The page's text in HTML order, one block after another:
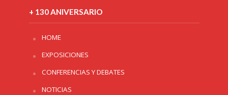
+ 130 ANIVERSARIO
HOME
EXPOSICIONES
CONFERENCIAS Y DEBATES
NOTICIAS